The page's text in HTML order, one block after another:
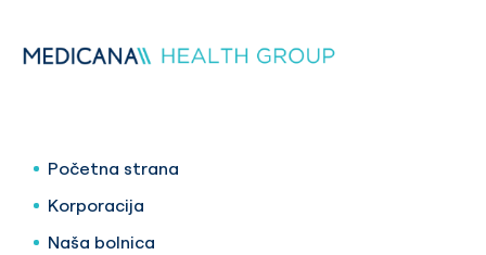
Početna strana
Korporacija
Naša bolnica